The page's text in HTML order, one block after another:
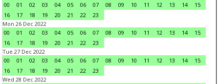
00
01 02 03 04 05 06 07 08 09 10 11 12 13 14
15
16
17 18 19 20 21 22
23
Mon 26 Dec 2022
00
01 02 03 04 05 06 07 08 09 10 11 12 13 14
15
16
17 18 19 20 21 22
23
Tue 27 Dec 2022
00
01 02 03 04 05 06 07 08 09 10 11 12 13 14
15
16
17 18 19 20 21 22
23
Wed 28 Dec 2022